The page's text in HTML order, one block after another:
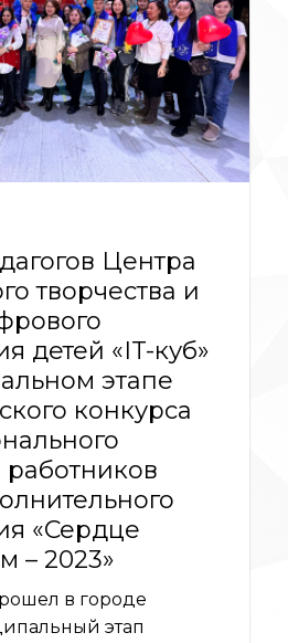
Центра
творчества и
детей «IT-куб»
этапе
конкурса
работников
«Сердце
– 2023»
в городе
этап